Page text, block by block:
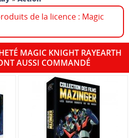
de la licence : Magic
MAGIC KNIGHT RAYEARTH
AUSSI COMMANDÉ